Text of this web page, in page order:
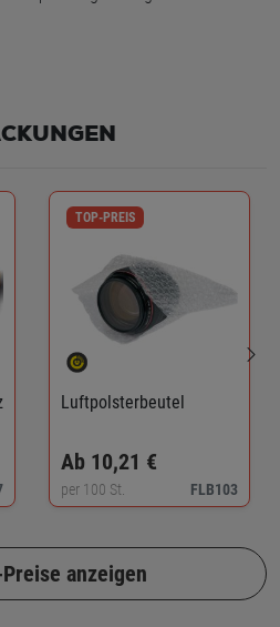
TOP-PREIS
Luftpolsterbeutel
FLB103
Ab 10,21 €
per 100 St.
anzeigen